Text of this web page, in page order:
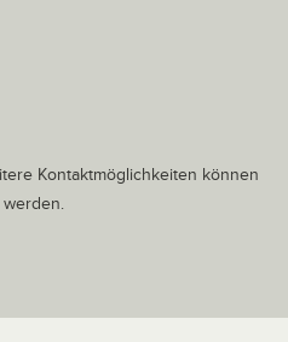
Kontaktmöglichkeiten können